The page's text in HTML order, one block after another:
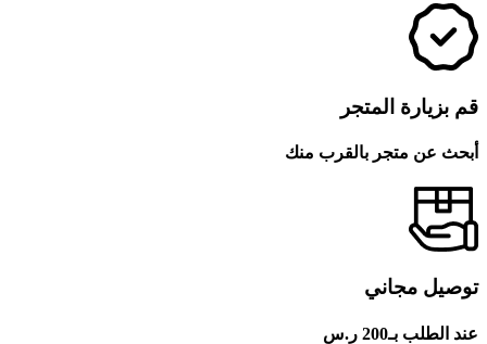
قم بزيارة المتجر
أبحث عن متجر بالقرب منك
توصيل مجاني
عند الطلب بـ200 ر.س